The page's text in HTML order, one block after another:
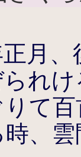
月
れ
て
、